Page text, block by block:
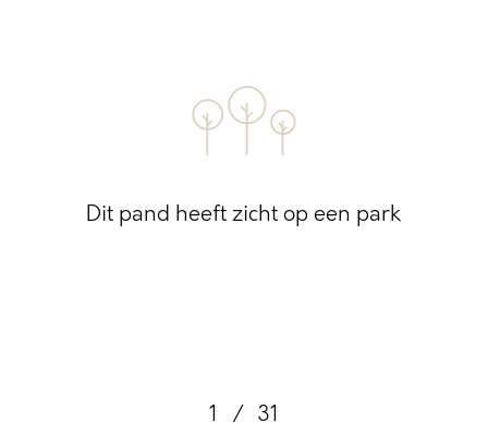
Dit pand heeft zicht op een park
1 / 31